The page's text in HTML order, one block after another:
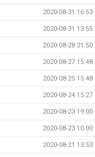
2020-08-31 16:53
2020-08-31 13:55
2020-08-28 21:50
2020-08-27 15:48
2020-08-25 15:48
2020-08-24 15:27
2020-08-23 19:00
2020-08-23 10:00
2020-08-21 13:53